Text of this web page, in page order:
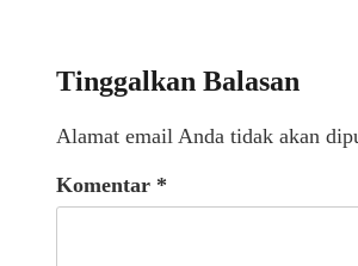
Tinggalkan Balasan
Alamat email Anda tidak akan
Komentar *